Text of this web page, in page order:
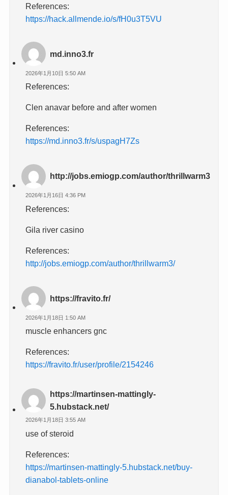
References:
https://hack.allmende.io/s/fH0u3T5VU
md.inno3.fr
2026年1月10日 5:50 AM
References:
Clen anavar before and after women
References:
https://md.inno3.fr/s/uspagH7Zs
http://jobs.emiogp.com/author/thrillwarm3
2026年1月16日 4:36 PM
References:
Gila river casino
References:
http://jobs.emiogp.com/author/thrillwarm3/
https://fravito.fr/
2026年1月18日 1:50 AM
muscle enhancers gnc
References:
https://fravito.fr/user/profile/2154246
https://martinsen-mattingly-
5.hubstack.net/
2026年1月18日 3:55 AM
use of steroid
References:
https://martinsen-mattingly-5.hubstack.net/buy-
dianabol-tablets-online